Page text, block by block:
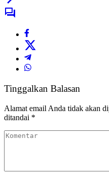
Tinggalkan Balasan
Alamat email Anda tidak akan
ditandai *